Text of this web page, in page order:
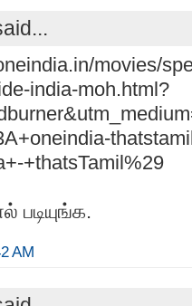
movies/
india-moh.html?
+thatsTamil%29
படியுங்க.
AM